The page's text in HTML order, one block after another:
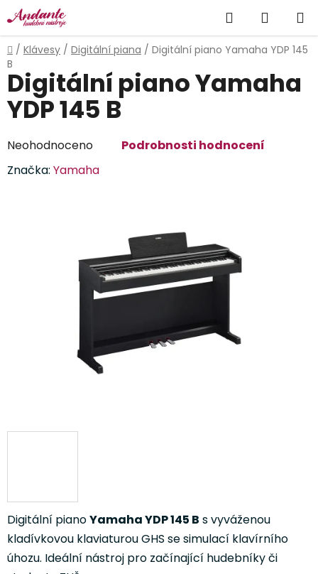
Přejít
na
obsah
Hledat
KOŠÍK
Domů
/ Klávesy / Digitální piana / Digitální piano Yamaha YDP 145
B
Digitální pianoYamaha YDP 145 B s vyváženou
kladívkovou klaviaturou GHS se simulací klavírního
úhozu. Ideální nástroj pro začínající hudebníky či
Digitální piano Yamaha
YDP 145 B
Průměrné
produktu
Neohodnoceno
Podrobnosti hodnocení
Značka: Yamaha